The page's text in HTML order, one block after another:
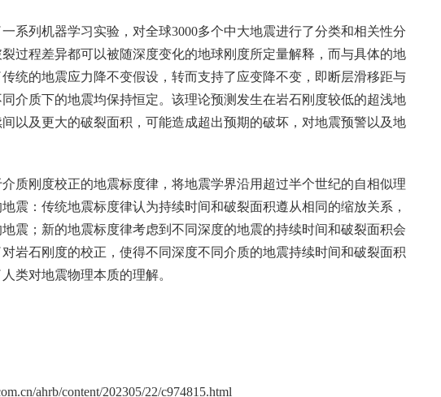
系列机器学习实验，对全球3000多个中大地震进行了分类和相关性分
过程差异都可以被随深度变化的地球刚度所定量解释，而与具体的地
统的地震应力降不变假设，转而支持了应变降不变，即断层滑移距与
介质下的地震均保持恒定。该理论预测发生在岩石刚度较低的超浅地
以及更大的破裂面积，可能造成超出预期的破坏，对地震预警以及地
质刚度校正的地震标度律，将地震学界沿用超过半个世纪的自相似理
震：传统地震标度律认为持续时间和破裂面积遵从相同的缩放关系，
震；新的地震标度律考虑到不同深度的地震的持续时间和破裂面积会
岩石刚度的校正，使得不同深度不同介质的地震持续时间和破裂面积
类对地震物理本质的理解。
ahrb/content/202305/22/c974815.html